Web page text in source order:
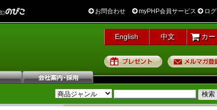
お問合わせ myPHP会員サービス ログ
English 中文 カー
プレゼント